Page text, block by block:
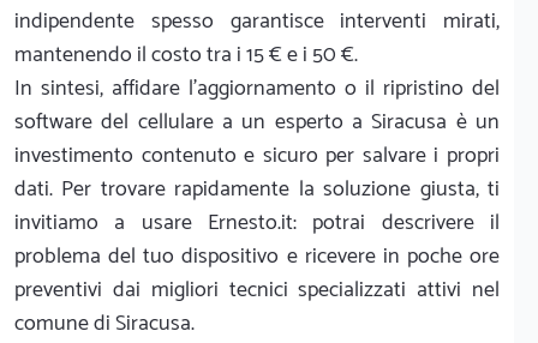
indipendente spesso garantisce interventi mirati,
mantenendo il costo tra i 15 € e i 50 €.
In sintesi, affidare l'aggiornamento o il ripristino del
software del cellulare a un esperto a Siracusa è un
investimento contenuto e sicuro per salvare i propri
dati. Per trovare rapidamente la soluzione giusta, ti
invitiamo a usare Ernesto.it: potrai descrivere il
problema del tuo dispositivo e ricevere in poche ore
preventivi dai migliori tecnici specializzati attivi nel
comune di Siracusa.